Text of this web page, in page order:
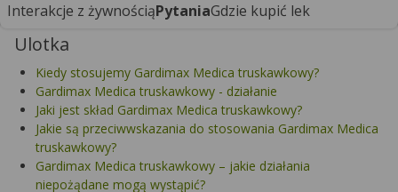
Interakcje z żywnościąPytaniaGdzie kupić lek
Ulotka
Kiedy stosujemy Gardimax Medica truskawkowy?
Gardimax Medica truskawkowy - działanie
Jaki jest skład Gardimax Medica truskawkowy?
Jakie są przeciwwskazania do stosowania Gardimax Medica
truskawkowy?
Gardimax Medica truskawkowy – jakie działania
niepożądane mogą wystąpić?